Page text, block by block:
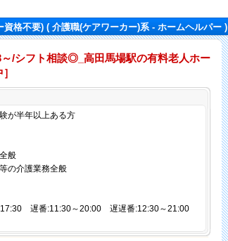
資格不要)( 介護職(ケアワーカー)系 - ホームヘルパー )
～/シフト相談◎_高田馬場駅の有料老人ホー
が半年以上ある方
般
の介護業務全般
遅番:11:30～20:00 遅遅番:12:30～21:00